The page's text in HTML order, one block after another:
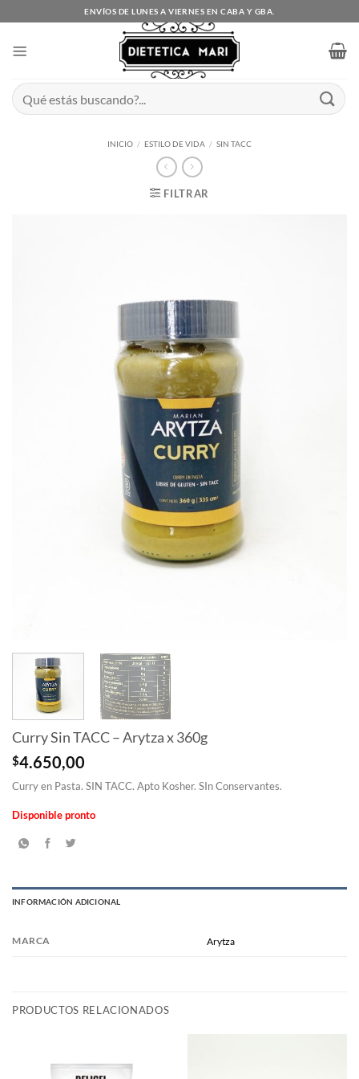
al
ENVÍOS DE LUNES A VIERNES EN CABA Y GBA.
Buscar
por:
INICIO / ESTILO DE VIDA / SIN TACC
FILTRAR
Curry Sin TACC – Arytza x 360g
$4.650,00
Curry en Pasta. SIN TACC. Apto Kosher. SIn Conservantes.
Disponible pronto
INFORMACIÓN ADICIONAL
MARCA Arytza
PRODUCTOS RELACIONADOS